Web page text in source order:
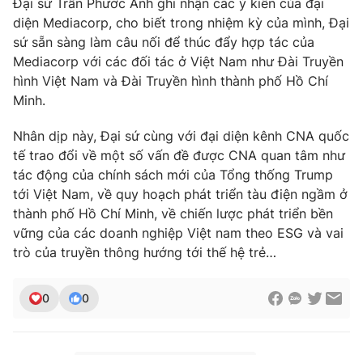
THỜI BÁO VTV
Theo dõi báo trên
Cơ quan chủ quản: Đài Truyền hình Việt Nam
Cơ quan báo chí:Thời báo VTV
Giấy phép hoạt động báo in và báo điện tử số 483/GP-BTTTT
cấp ngày 29/12/2023
Phó Tổng Biên tập:
Nguyễn Thị Mỹ Hạnh, Phạm Quốc Thắng,
Đại sứ Trần Phước Anh ghi nhận các ý kiến của đại
diện Mediacorp, cho biết trong nhiệm kỳ của mình, Đại
sứ sẵn sàng làm câu nối để thúc đẩy hợp tác của
Mediacorp với các đối tác ở Việt Nam như Đài Truyền
hình Việt Nam và Đài Truyền hình thành phố Hồ Chí
Minh.
Nhân dịp này, Đại sứ cùng với đại diện kênh CNA quốc
tế trao đổi về một số vấn đề được CNA quan tâm như
tác động của chính sách mới của Tổng thống Trump
tới Việt Nam, về quy hoạch phát triển tàu điện ngầm ở
thành phố Hồ Chí Minh, về chiến lược phát triển bền
vững của các doanh nghiệp Việt nam theo ESG và vai
trò của truyền thông hướng tới thế hệ trẻ…
0 0